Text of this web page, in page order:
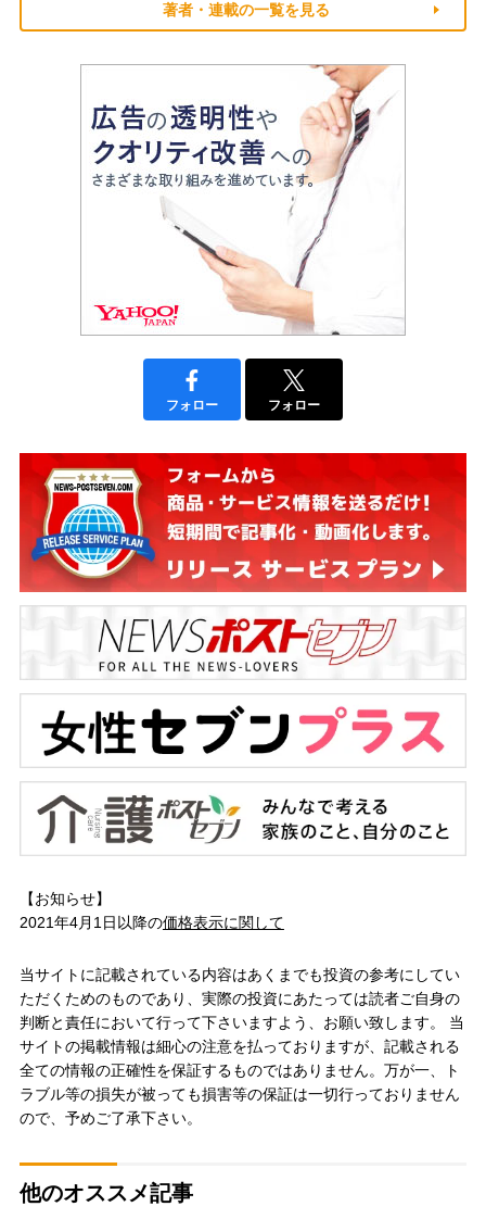
著者・連載の一覧を見る
フォロー フォロー
【お知らせ】
2021年4月1日以降の価格表示に関して
当サイトに記載されている内容はあくまでも投資の参考にしてい
ただくためのものであり、実際の投資にあたっては読者ご自身の
判断と責任において行って下さいますよう、お願い致します。 当
サイトの掲載情報は細心の注意を払っておりますが、記載される
全ての情報の正確性を保証するものではありません。万が一、ト
ラブル等の損失が被っても損害等の保証は一切行っておりません
ので、予めご了承下さい。
他のオススメ記事